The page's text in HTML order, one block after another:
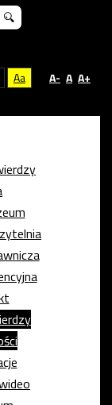
Aa A- A A+